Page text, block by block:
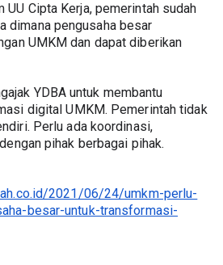
UU Cipta Kerja, pemerintah sudah
dimana pengusaha besar
UMKM dan dapat diberikan
YDBA untuk membantu
digital UMKM. Pemerintah tidak
Perlu ada koordinasi,
pihak berbagai pihak.
2021/06/24/umkm-perlu-
besar-untuk-transformasi-